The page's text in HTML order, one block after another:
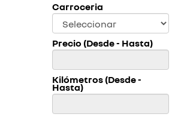
Carroceria
Precio (Desde - Hasta)
Kilómetros (Desde -
Hasta)